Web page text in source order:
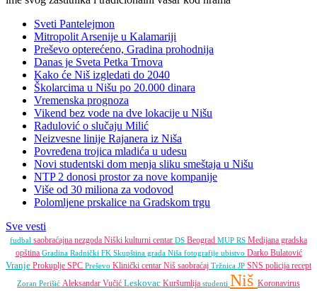
Sveti Pantelejmon
Mitropolit Arsenije u Kalamariji
Preševo opterećeno, Gradina prohodnija
Danas je Sveta Petka Trnova
Kako će Niš izgledati do 2040
Školarcima u Nišu po 20.000 dinara
Vremenska prognoza
Vikend bez vode na dve lokacije u Nišu
Radulović o slučaju Milić
Neizvesne linije Rajanera iz Niša
Povređena trojica mladića u udesu
Novi studentski dom menja sliku smeštaja u Nišu
NTP 2 donosi prostor za nove kompanije
Više od 30 miliona za vodovod
Polomljene prskalice na Gradskom trgu
Sve vesti
fudbal saobraćajna nezgoda Niški kulturni centar DS Beograd MUP RS Medijana gradska
opština Gradina Radnički FK Skupština grada Niša fotografije ubistvo Darko Bulatović
Vranje Prokuplje SPC Preševo Klinički centar Niš saobraćaj Tržnica JP SNS policija recept
Zoran Perišić Aleksandar Vučić Leskovac Kuršumlija studenti Niš Koronavirus